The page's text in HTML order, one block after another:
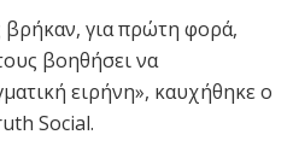
βρήκαν, για πρώτη φορά,
βοηθήσει να
ειρήνη», καυχήθηκε ο
Social.